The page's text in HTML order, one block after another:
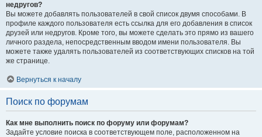
недругов?
Вы можете добавлять пользователей в свой список двумя способами. В
профиле каждого пользователя есть ссылка для его добавления в список
друзей или недругов. Кроме того, вы можете сделать это прямо из вашего
личного раздела, непосредственным вводом имени пользователя. Вы
можете также удалять пользователей из соответствующих списков на той
же странице.
Вернуться к началу
Поиск по форумам
Как мне выполнить поиск по форуму или форумам?
Задайте условие поиска в соответствующем поле, расположенном на